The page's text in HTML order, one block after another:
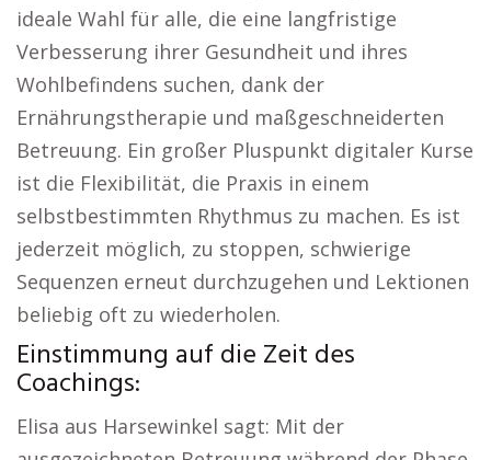
ideale Wahl für alle, die eine langfristige
Verbesserung ihrer Gesundheit und ihres
Wohlbefindens suchen, dank der
Ernährungstherapie und maßgeschneiderten
Betreuung. Ein großer Pluspunkt digitaler Kurse
ist die Flexibilität, die Praxis in einem
selbstbestimmten Rhythmus zu machen. Es ist
jederzeit möglich, zu stoppen, schwierige
Sequenzen erneut durchzugehen und Lektionen
beliebig oft zu wiederholen.
Einstimmung auf die Zeit des
Coachings:
Elisa aus Harsewinkel sagt: Mit der